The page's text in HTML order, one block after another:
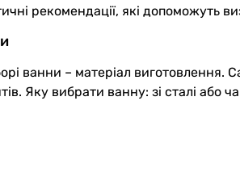
рекомендації, які допоможуть
ванни – матеріал виготовлення.
Яку вибрати ванну: зі сталі